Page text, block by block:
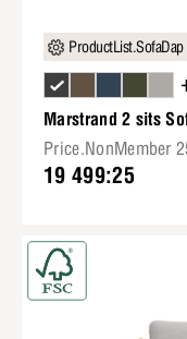
ProductList.SofaDap
Marstrand 2 sits
Price.NonMember
19 499:25